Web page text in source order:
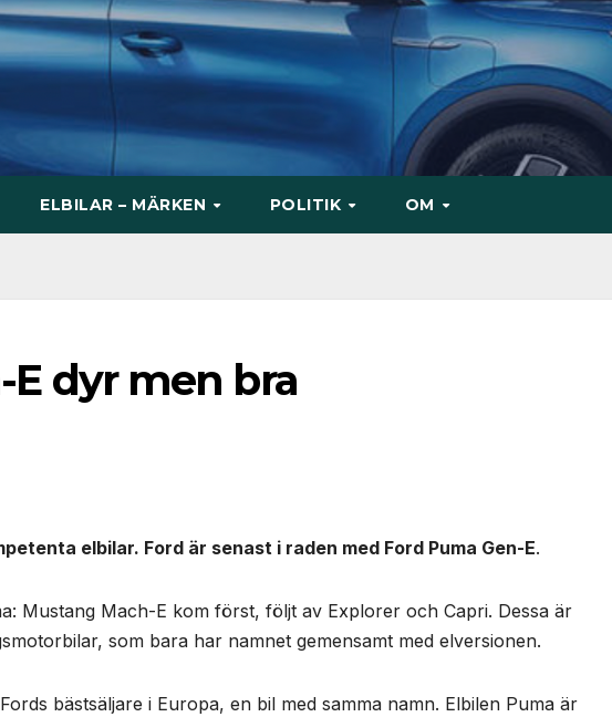
ELBILAR – MÄRKEN POLITIK OM
E dyr men bra
elbilar. Ford är senast i raden med Ford Puma Gen-E.
Mustang Mach-E kom först, följt av Explorer och Capri. Dessa är
som bara har namnet gemensamt med elversionen.
bästsäljare i Europa, en bil med samma namn. Elbilen Puma är